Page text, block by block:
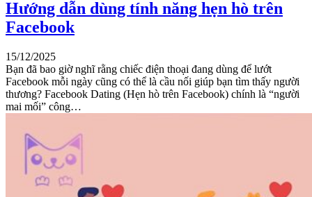
Hướng dẫn dùng tính năng hẹn hò trên
Facebook
15/12/2025
Bạn đã bao giờ nghĩ rằng chiếc điện thoại đang dùng để lướt
Facebook mỗi ngày cũng có thể là cầu nối giúp bạn tìm thấy người
thương? Facebook Dating (Hẹn hò trên Facebook) chính là “người
mai mối” công…